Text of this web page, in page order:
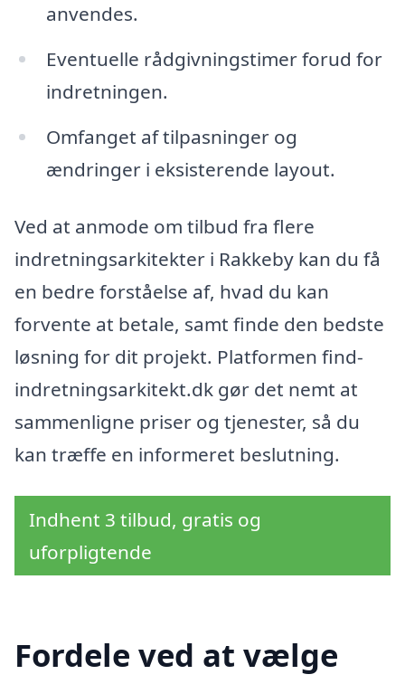
anvendes.
Eventuelle rådgivningstimer forud for
indretningen.
Omfanget af tilpasninger og
ændringer i eksisterende layout.
Ved at anmode om tilbud fra flere
indretningsarkitekter i Rakkeby kan du få
en bedre forståelse af, hvad du kan
forvente at betale, samt finde den bedste
løsning for dit projekt. Platformen find-
indretningsarkitekt.dk gør det nemt at
sammenligne priser og tjenester, så du
kan træffe en informeret beslutning.
Indhent 3 tilbud, gratis og
uforpligtende
Fordele ved at vælge